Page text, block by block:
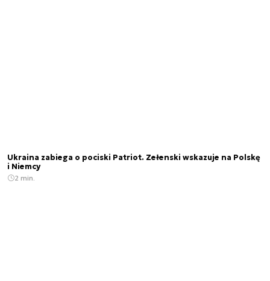
Ukraina zabiega o pociski Patriot. Zełenski wskazuje na Polskę
i Niemcy
2 min.